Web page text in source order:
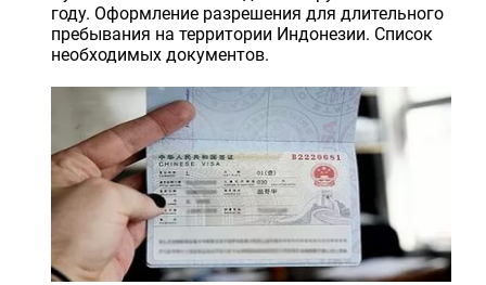
году. Оформление разрешения для длительного
пребывания на территории Индонезии. Список
необходимых документов.